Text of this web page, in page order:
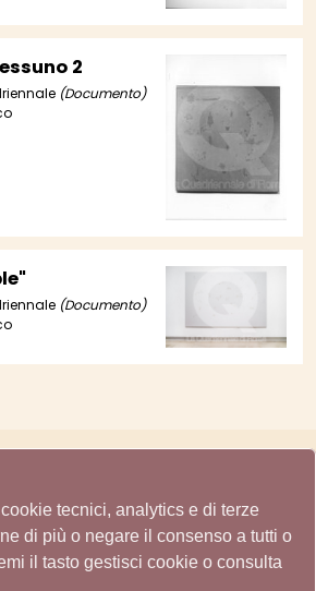
2
(Documento)
(Documento)
Lito del
tecnici, analytics e di terze
di più o negare il consenso a tutti o
il tasto gestisci cookie o consulta